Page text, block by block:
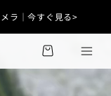
カ
ー
ト
ラ｜今すぐ見る>
今すぐ見る>